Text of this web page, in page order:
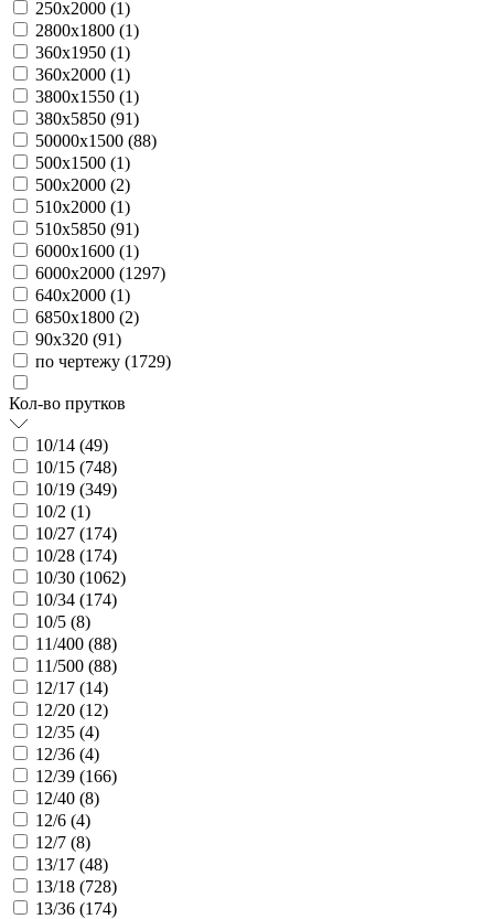
250х2000 (1)
2800х1800 (1)
360х1950 (1)
360х2000 (1)
3800х1550 (1)
380х5850 (91)
50000х1500 (88)
500х1500 (1)
500х2000 (2)
510х2000 (1)
510х5850 (91)
6000х1600 (1)
6000х2000 (1297)
640х2000 (1)
6850х1800 (2)
90х320 (91)
по чертежу (1729)
Кол-во прутков
10/14 (49)
10/15 (748)
10/19 (349)
10/2 (1)
10/27 (174)
10/28 (174)
10/30 (1062)
10/34 (174)
10/5 (8)
11/400 (88)
11/500 (88)
12/17 (14)
12/20 (12)
12/35 (4)
12/36 (4)
12/39 (166)
12/40 (8)
12/6 (4)
12/7 (8)
13/17 (48)
13/18 (728)
13/36 (174)